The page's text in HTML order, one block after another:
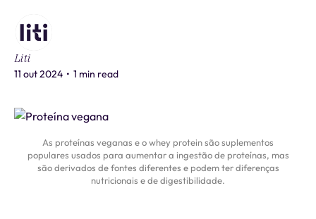
Liti
11 out 2024 • 1 min read
As proteínas veganas e o whey protein são suplementos
populares usados para aumentar a ingestão de proteínas, mas
são derivados de fontes diferentes e podem ter diferenças
nutricionais e de digestibilidade.